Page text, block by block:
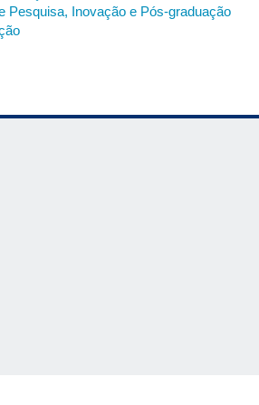
básicos sobre microscopia
que ficam alocados na Rede de
Twitter, Linkedin, Twitter, Telegram e
científica; a adaptação da linguagem
fotografia e vídeos) e como trabalhar em
Pesquisa, Inovação e Pós-graduação